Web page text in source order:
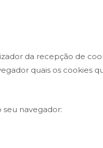
da recepção de
quais os cookies
seu navegador: